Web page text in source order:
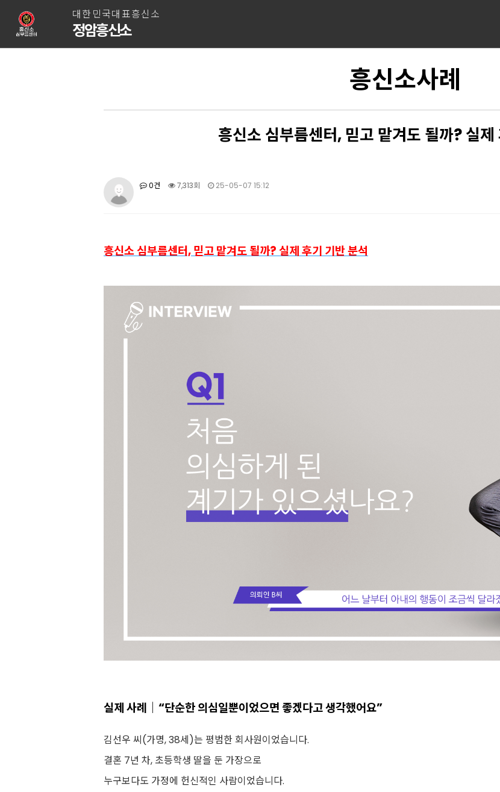
대한민국대표흥신소
정암흥신소
흥신소사례
흥신소 심부름센터, 믿고 맡겨도 될까? 실제
0건 7,313회 25-05-07 15:12
흥신소 심부름센터, 믿고 맡겨도 될까? 실제 후기 기반 분석
실제 사례｜“단순한 의심일뿐이었으면 좋겠다고 생각했어요”
김선우 씨(가명, 38세)는 평범한 회사원이었습니다.
결혼 7년 차, 초등학생 딸을 둔 가장으로
누구보다도 가정에 헌신적인 사람이었습니다.